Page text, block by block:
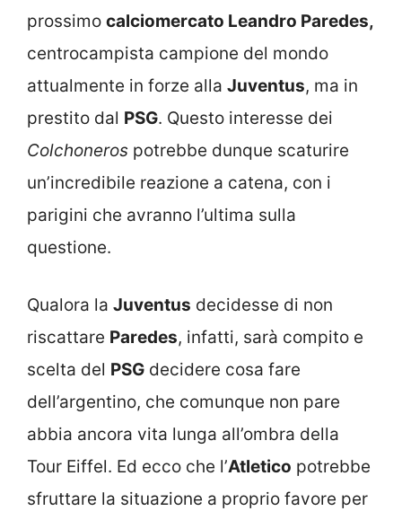
prossimo calciomercato Leandro Paredes,
centrocampista campione del mondo
attualmente in forze alla Juventus, ma in
prestito dal PSG. Questo interesse dei
Colchoneros potrebbe dunque scaturire
un’incredibile reazione a catena, con i
parigini che avranno l’ultima sulla
questione.
Qualora la Juventus decidesse di non
riscattare Paredes, infatti, sarà compito e
scelta del PSG decidere cosa fare
dell’argentino, che comunque non pare
abbia ancora vita lunga all’ombra della
Tour Eiffel. Ed ecco che l’Atletico potrebbe
sfruttare la situazione a proprio favore per